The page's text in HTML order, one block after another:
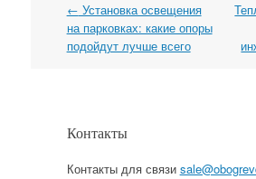
Навигация
← Установка освещения
на парковках: какие опоры
подойдут лучше всего
Контакты
Контакты для связи